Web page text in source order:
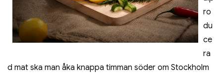
ro
du
ce
ra
d mat ska man åka knappa timman söder om Stockholm